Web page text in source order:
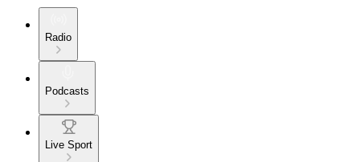
Radio
Podcasts
Live Sport